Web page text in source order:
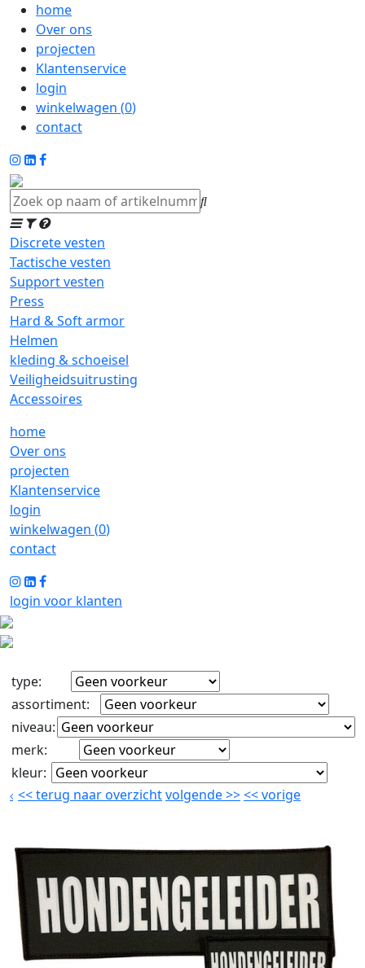
home
Over ons
projecten
Klantenservice
login
winkelwagen (0)
contact
Discrete vesten
Tactische vesten
Support vesten
Press
Hard & Soft armor
Helmen
kleding & schoeisel
Veiligheidsuitrusting
Accessoires
home
Over ons
projecten
Klantenservice
login
winkelwagen (0)
contact
login voor klanten
type:
assortiment:
niveau:
merk:
kleur:
<<terug naar overzichtvolgende>><<vorige